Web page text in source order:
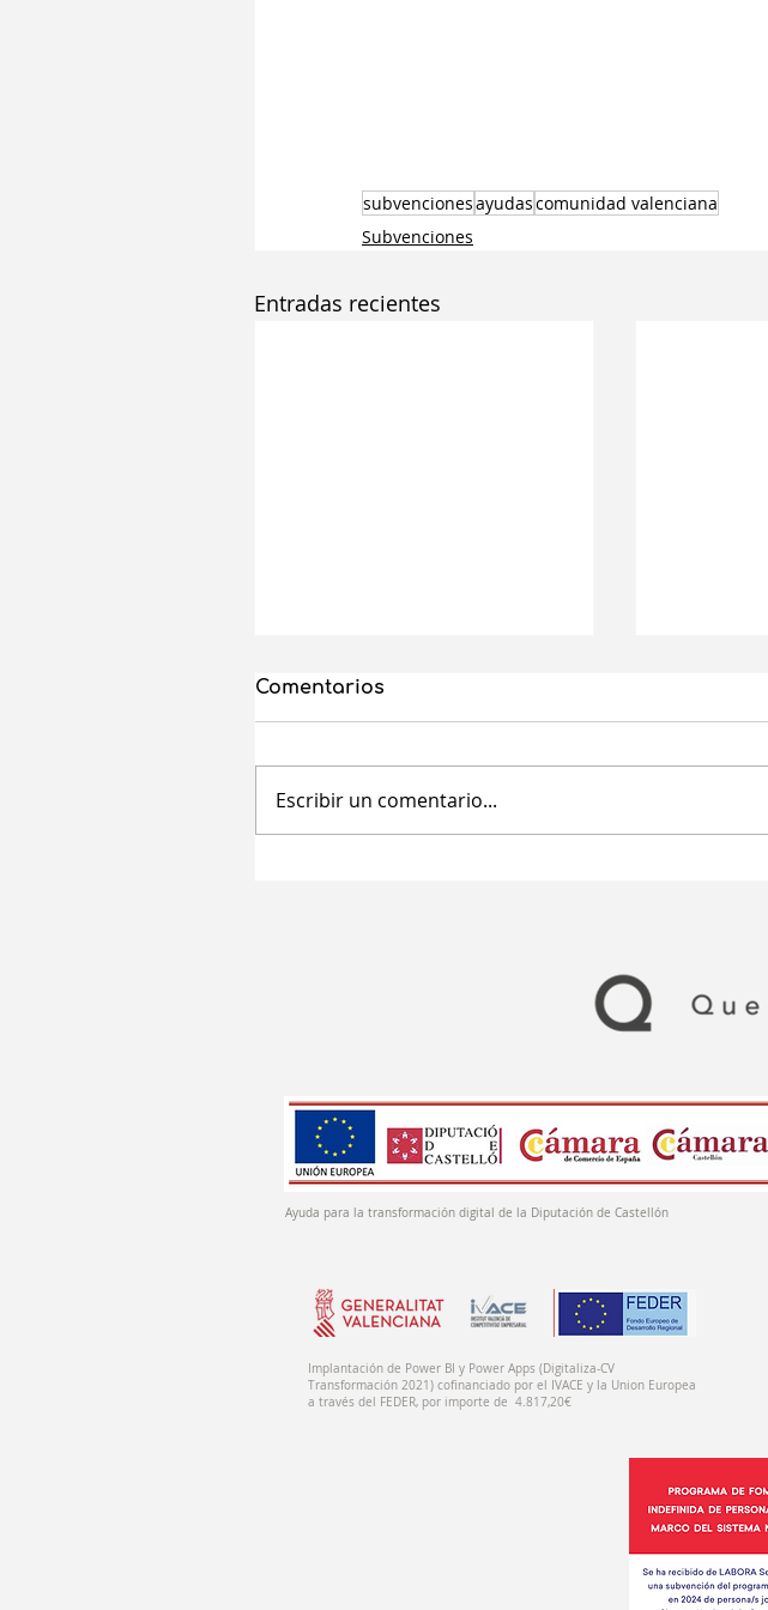
subvencionesayudascomunidad valenciana
Subvenciones
Entradas recientes
Comentarios
Escribir un comentario...
Ayuda para la transformación digital de la Diputación de Castellón
Implantación de Power BI y Power Apps (Digitaliza-CV
Transformación 2021) cofinanciado por el IVACE y la Union Europea
a través del FEDER, por importe de 4.817,20€